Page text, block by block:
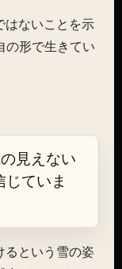
はないことを示
の形で生きてい
見えない
ていま
るという雪の姿